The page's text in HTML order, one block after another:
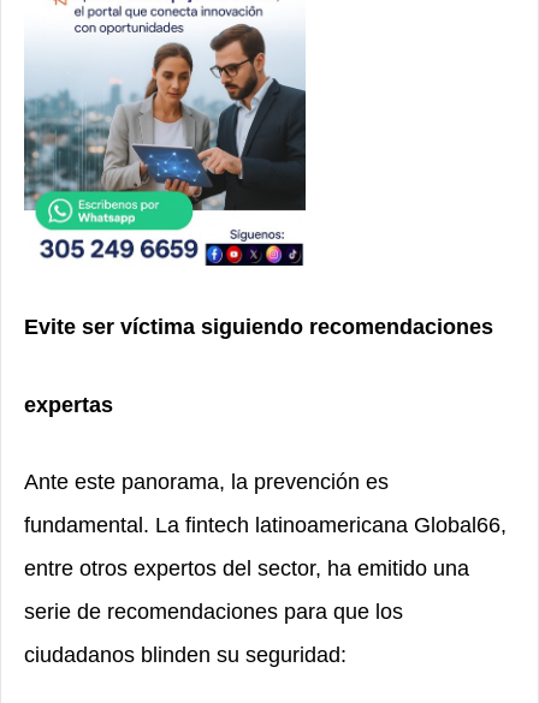
Evite ser víctima siguiendo recomendaciones
expertas
Ante este panorama, la prevención es
fundamental. La fintech latinoamericana Global66,
entre otros expertos del sector, ha emitido una
serie de recomendaciones para que los
ciudadanos blinden su seguridad: